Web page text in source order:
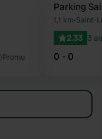
Préféré
Promu
Parking
1,1 km•Saint-
2.33 3
0 - 0